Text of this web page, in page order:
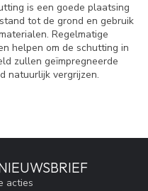
is een goede plaatsing
tot de grond en gebruik
Regelmatige
helpen om de schutting in
zullen geïmpregneerde
natuurlijk vergrijzen.
acties